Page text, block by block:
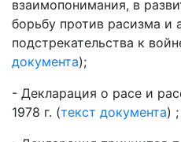
взаимопонимания, в
борьбу против расизма и
подстрекательства к
документа);
- Декларация о расе и
1978 г. (текст документа) ;